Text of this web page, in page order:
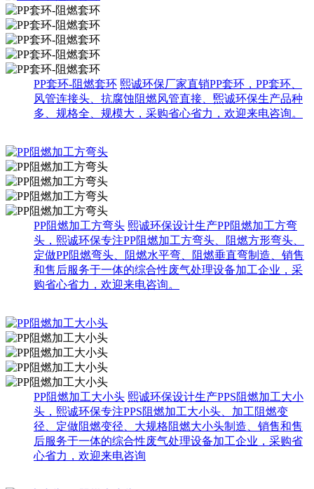
PP套环-阻燃套环 熙诚环保厂家直销PP套环，PP套环、
风管连接头、抗腐蚀阻燃风管直接、煕诚环保生产品种
多、规格全、规模大，采购省心省力，欢迎来电咨询。
PP阻燃加工方弯头 熙诚环保设计生产PP阻燃加工方弯
头，熙诚环保专注PP阻燃加工方弯头、阻燃方形弯头、
定做PP阻燃弯头、阻燃水平弯、阻燃垂直弯制造、销售
和售后服务于一体的综合性废气处理设备加工企业，采
购省心省力，欢迎来电咨询。
PP阻燃加工大小头 熙诚环保设计生产PPS阻燃加工大小
头，熙诚环保专注PPS阻燃加工大小头、加工阻燃变
径、定做阻燃变径、大规格阻燃大小头制造、销售和售
后服务于一体的综合性废气处理设备加工企业，采购省
心省力，欢迎来电咨询